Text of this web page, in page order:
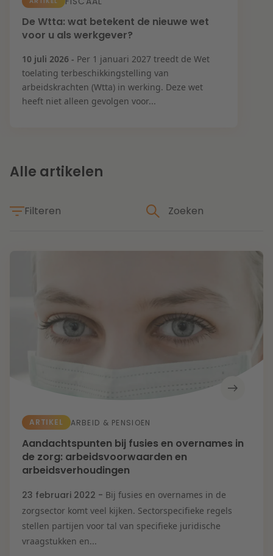
Herstructurering & Insolventie
Energie
Zorg & Sociaal domein
Overheid & Omgeving
Aanbesteding & Mededinging
Aansprakelijkheid & Verzekering
Litigation
Onderwijs
Dichtbij de kansen en uitdagingen in de
woningbouw
Internationale partners
Nieuws
Nederlands
English
De Wtta: wat betekent de nieuwe wet
voor u als werkgever?
10 juli 2026 - Per 1 januari 2027 treedt de Wet
toelating terbeschikkingstelling van
arbeidskrachten (Wtta) in werking. Deze wet
heeft niet alleen gevolgen voor...
Alle artikelen
Filteren
Kansen en uitdagingen in de woningbouw
Toekomstbestendige zorg
Wendbare onderneming
Expertises
Mededinging
Arbeid & Pensioen
Banking & Finance
Corporate & M&A
De veerkrachtige
onderneming
Energie
Fiscaal
Herstructurering &
Insolventie
IT & Privacy
Litigation
Onderwijs
Overheid &
Omgeving
Vastgoed
Zorg & Sociaal
ARTIKEL ARBEID & PENSIOEN
Aandachtspunten bij fusies en overnames in
de zorg: arbeidsvoorwaarden en
arbeidsverhoudingen
23 februari 2022 - Bij fusies en overnames in de
zorgsector komt veel kijken. Sectorspecifieke regels
stellen partijen voor tal van specifieke juridische
vraagstukken en...